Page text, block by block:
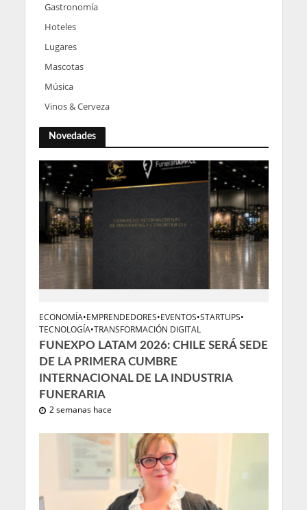
Gastronomía
Hoteles
Lugares
Mascotas
Música
Vinos & Cerveza
Novedades
ECONOMÍA•EMPRENDEDORES•EVENTOS•STARTUPS•
TECNOLOGÍA•TRANSFORMACIÓN DIGITAL
FUNEXPO LATAM 2026: CHILE SERÁ SEDE
DE LA PRIMERA CUMBRE
INTERNACIONAL DE LA INDUSTRIA
FUNERARIA
2 semanas hace